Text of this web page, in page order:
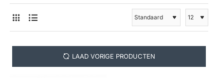
LAAD VORIGE PRODUCTEN